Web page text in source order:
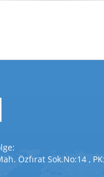
Özfırat Sok.No:14 ,